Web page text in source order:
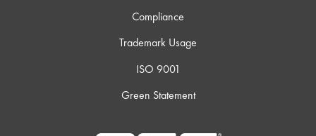
Compliance
Trademark Usage
ISO 9001
Green Statement